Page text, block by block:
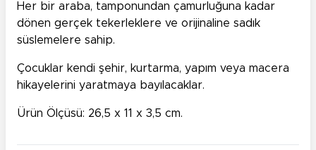
Her bir araba, tamponundan çamurluğuna kadar
dönen gerçek tekerleklere ve orijinaline sadık
süslemelere sahip.
Çocuklar kendi şehir, kurtarma, yapım veya macera
hikayelerini yaratmaya bayılacaklar.
Ürün Ölçüsü: 26,5 x 11 x 3,5 cm.